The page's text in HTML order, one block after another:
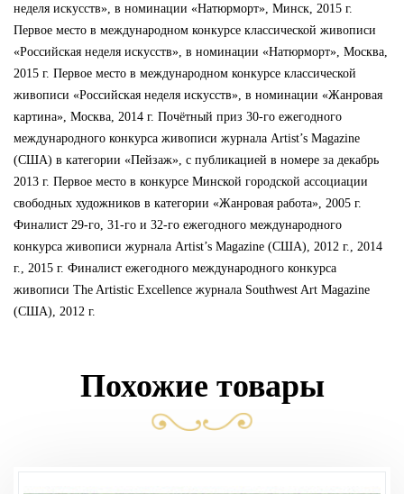
неделя искусств», в номинации «Натюрморт», Минск, 2015 г.
Первое место в международном конкурсе классической живописи
«Российская неделя искусств», в номинации «Натюрморт», Москва,
2015 г. Первое место в международном конкурсе классической
живописи «Российская неделя искусств», в номинации «Жанровая
картина», Москва, 2014 г. Почётный приз 30-го ежегодного
международного конкурса живописи журнала Artist’s Magazine
(США) в категории «Пейзаж», с публикацией в номере за декабрь
2013 г. Первое место в конкурсе Минской городской ассоциации
свободных художников в категории «Жанровая работа», 2005 г.
Финалист 29-го, 31-го и 32-го ежегодного международного
конкурса живописи журнала Artist’s Magazine (США), 2012 г., 2014
г., 2015 г. Финалист ежегодного международного конкурса
живописи The Artistic Excellence журнала Southwest Art Magazine
(США), 2012 г.
Похожие товары